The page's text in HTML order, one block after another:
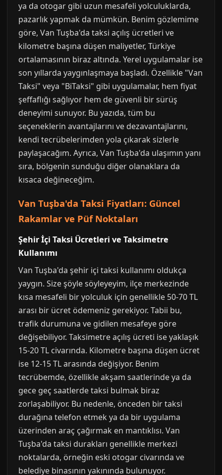
ya da otogar gibi uzun mesafeli yolculuklarda,
pazarlık yapmak da mümkün. Benim gözlemime
göre, Van Tuşba'da taksi açılış ücretleri ve
kilometre başına düşen maliyetler, Türkiye
ortalamasının biraz altında. Yerel uygulamalar ise
son yıllarda yaygınlaşmaya başladı. Özellikle "Van
Taksi" veya "BiTaksi" gibi uygulamalar, hem fiyat
şeffaflığı sağlıyor hem de güvenli bir sürüş
deneyimi sunuyor. Bu yazıda, tüm bu
seçeneklerin avantajlarını ve dezavantajlarını,
kendi tecrübelerimden yola çıkarak sizlerle
paylaşacağım. Ayrıca, Van Tuşba'da ulaşımın yanı
sıra, bölgenin sunduğu diğer olanaklara da
kısaca değineceğim.
Van Tuşba'da Taksi Fiyatları: Güncel
Rakamlar ve Püf Noktaları
Şehir İçi Taksi Ücretleri ve Taksimetre
Kullanımı
Van Tuşba'da şehir içi taksi kullanımı oldukça
yaygın. Size şöyle söyleyeyim, ilçe merkezinde
kısa mesafeli bir yolculuk için genellikle 50-70 TL
arası bir ücret ödemeniz gerekiyor. Tabii bu,
trafik durumuna ve gidilen mesafeye göre
değişebiliyor. Taksimetre açılış ücreti ise yaklaşık
15-20 TL civarında. Kilometre başına düşen ücret
ise 12-15 TL arasında değişiyor. Benim
tecrübemde, özellikle akşam saatlerinde ya da
gece geç saatlerde taksi bulmak biraz
zorlaşabiliyor. Bu nedenle, önceden bir taksi
durağına telefon etmek ya da bir uygulama
üzerinden araç çağırmak en mantıklısı. Van
Tuşba'da taksi durakları genellikle merkezi
noktalarda, örneğin eski otogar civarında ve
belediye binasının yakınında bulunuyor.